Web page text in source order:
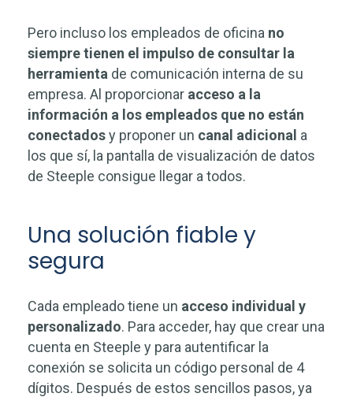
Pero incluso los empleados de oficina no
siempre tienen el impulso de consultar la
herramienta de comunicación interna de su
empresa. Al proporcionar acceso a la
información a los empleados que no están
conectadosy proponer un canal adicional a
los que sí, la pantalla de visualización de datos
de Steeple consigue llegar a todos.
Una solución fiable y
segura
Cada empleado tiene un acceso individual y
personalizado. Para acceder, hay que crear una
cuenta en Steeple y para autentificar la
conexión se solicita un código personal de 4
dígitos. Después de estos sencillos pasos, ya